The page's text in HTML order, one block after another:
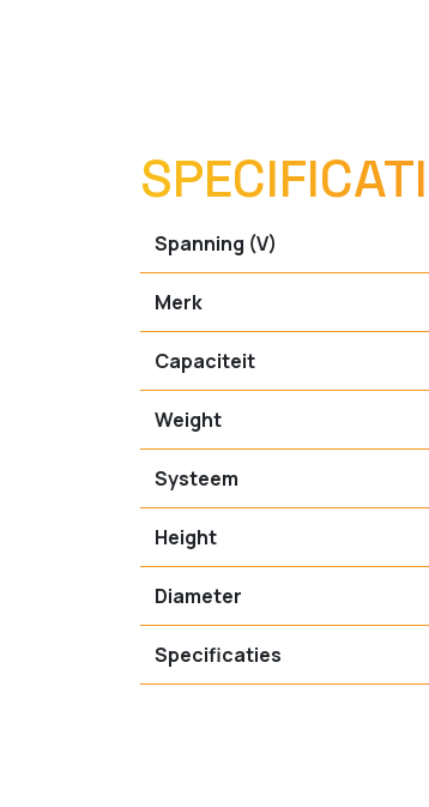
Spanning (V)
Merk
Capaciteit
Weight
Systeem
Height
Diameter
Specificaties